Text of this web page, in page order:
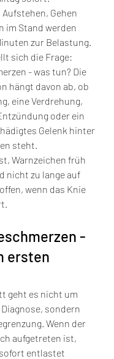
Gehen
im Stand werden
zur Belastung.
sich die Frage:
- was tun? Die
hängt davon ab, ob
eine Verdrehung,
oder ein
Gelenk hinter
steht.
Warnzeichen früh
nicht zu lange auf
wenn das Knie
-
ersten
geht es nicht um
sondern
Wenn der
aufgetreten ist,
entlastet